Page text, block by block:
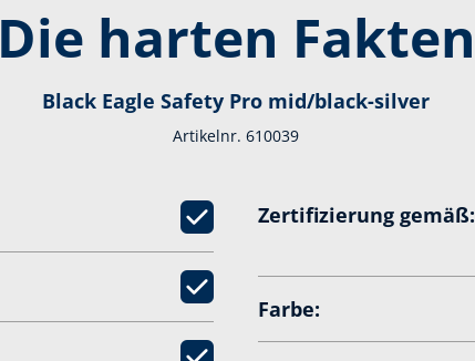
Die harten Fakten
Black Eagle Safety Pro mid/black-silver
Artikelnr. 610039
Zertifizierung gemäß:
Farbe: